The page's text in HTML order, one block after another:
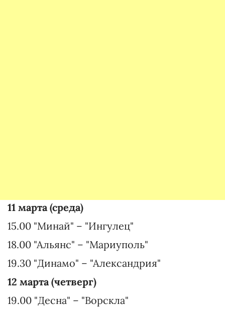
11 марта (среда)
15.00 "Минай" – "Ингулец"
18.00 "Альянс" – "Мариуполь"
19.30 "Динамо" – "Александрия"
12 марта (четверг)
19.00 "Десна" – "Ворскла"